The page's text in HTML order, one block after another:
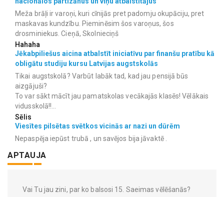
Meža brāļi ir varoņi, kuri cīnijās pret padomju okupāciju, pret
maskavas kundzību. Pieminēsim šos varoņus, šos
drosminiekus. Cieņā, Skolnieciņš
Hahaha
Jēkabpiliešus aicina atbalstīt iniciatīvu par finanšu pratību kā
obligātu studiju kursu Latvijas augstskolās
Tikai augstskolā? Varbūt labāk tad, kad jau pensijā būs
aizgājuši?
To var sākt mācīt jau pamatskolas vecākajās klasēs! Vēlākais
vidusskolā!!...
Sēlis
Viesītes pilsētas svētkos vicinās ar nazi un dūrēm
Nepaspēja iepūst trubā , un savējos bija jāvaktē .
APTAUJA
Vai Tu jau zini, par ko balsosi 15. Saeimas vēlēšanās?